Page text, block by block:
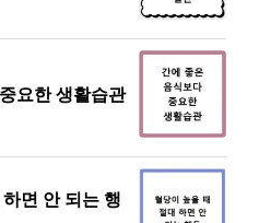
요한 생활습관
면 안 되는 행